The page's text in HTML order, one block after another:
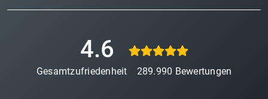
4.6
Gesamtzufriedenheit 289.990 Bewertungen